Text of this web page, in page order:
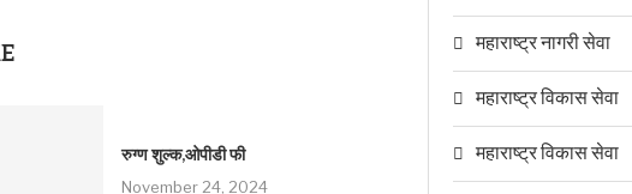
रुग्ण शुल्क,ओपीडी फी
November 24, 2024
महाराष्ट्र नागरी सेवा
महाराष्ट्र विकास सेवा
महाराष्ट्र विकास सेवा